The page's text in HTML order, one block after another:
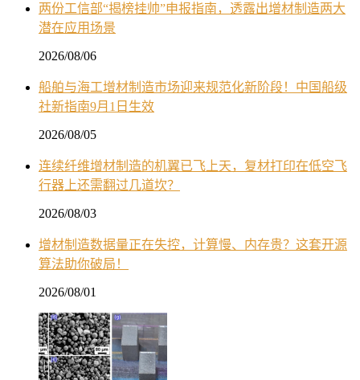
两份工信部“揭榜挂帅”申报指南，透露出增材制造两大
潜在应用场景
2026/08/06
船舶与海工增材制造市场迎来规范化新阶段！中国船级
社新指南9月1日生效
2026/08/05
连续纤维增材制造的机翼已飞上天，复材打印在低空飞
行器上还需翻过几道坎？
2026/08/03
增材制造数据量正在失控，计算慢、内存贵？这套开源
算法助你破局！
2026/08/01